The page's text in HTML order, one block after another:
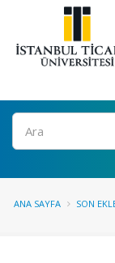
Ara
ANA SAYFA SON